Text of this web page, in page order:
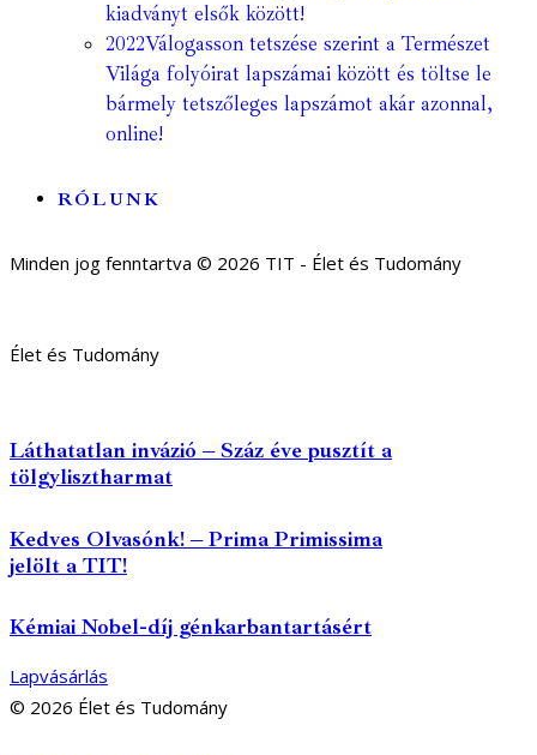
kiadványt elsők között!
2022Válogasson tetszése szerint a Természet
Világa folyóirat lapszámai között és töltse le
bármely tetszőleges lapszámot akár azonnal,
online!
RÓLUNK
Minden jog fenntartva © 2026 TIT - Élet és Tudomány
Élet és Tudomány
Láthatatlan invázió – Száz éve pusztít a
tölgylisztharmat
Kedves Olvasónk! – Prima Primissima
jelölt a TIT!
Kémiai Nobel-díj génkarbantartásért
Lapvásárlás
© 2026 Élet és Tudomány